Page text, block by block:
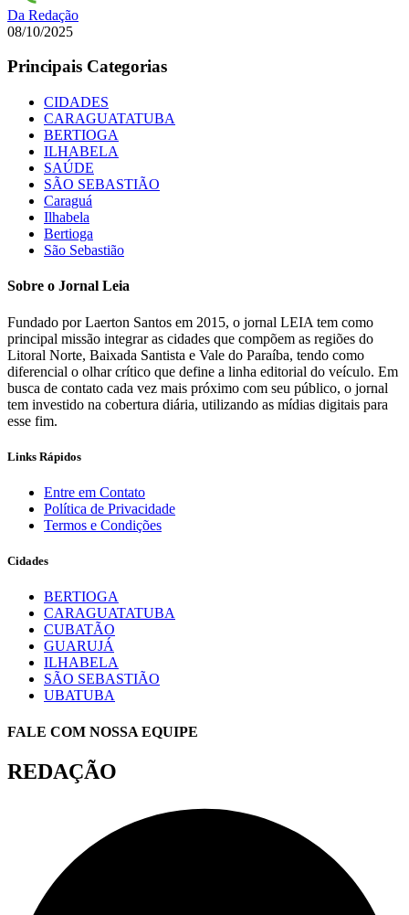
Da Redação
08/10/2025
Principais Categorias
CIDADES
CARAGUATATUBA
BERTIOGA
ILHABELA
SAÚDE
SÃO SEBASTIÃO
Caraguá
Ilhabela
Bertioga
São Sebastião
Sobre o Jornal Leia
Fundado por Laerton Santos em 2015, o jornal LEIA tem como
principal missão integrar as cidades que compõem as regiões do
Litoral Norte, Baixada Santista e Vale do Paraíba, tendo como
diferencial o olhar crítico que define a linha editorial do veículo. Em
busca de contato cada vez mais próximo com seu público, o jornal
tem investido na cobertura diária, utilizando as mídias digitais para
esse fim.
Links Rápidos
Entre em Contato
Política de Privacidade
Termos e Condições
Cidades
BERTIOGA
CARAGUATATUBA
CUBATÃO
GUARUJÁ
ILHABELA
SÃO SEBASTIÃO
UBATUBA
FALE COM NOSSA EQUIPE
REDAÇÃO